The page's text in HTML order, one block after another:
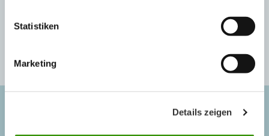
Statistiken
Marketing
Details zeigen
AUSTROTHERM BH D.O.O.